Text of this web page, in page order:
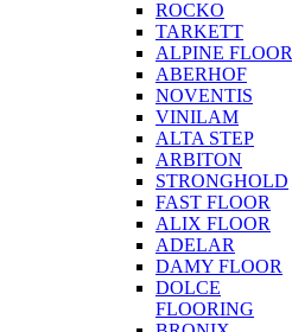
ROCKO
TARKETT
ALPINE FLOOR
ABERHOF
NOVENTIS
VINILAM
ALTA STEP
ARBITON
STRONGHOLD
FAST FLOOR
ALIX FLOOR
ADELAR
DAMY FLOOR
DOLCE
FLOORING